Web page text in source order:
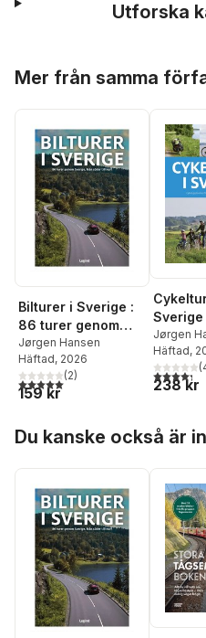
Utforska
Mer från samma
Bilturer i Sverige :
86 turer genom
Sverige, från söder
till norr.
Jørgen Hansen
Häftad, 2026
5,0utav 5 stjärnor. Totalt antal röster:
(2)
159 kr
Sverige
från
söder
i norr
Jørgen
Häftad,
4,3utav 5(
238 kr
Du kanske också är